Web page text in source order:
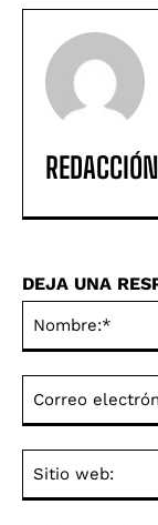
REDACCIÓN
DEJA UNA